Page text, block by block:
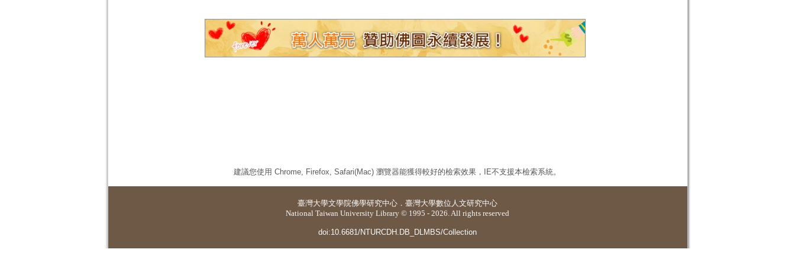
建議您使用 Chrome, Firefox, Safari(Mac) 瀏覽器能獲得較好的檢索效果，IE不支援本檢索系統。
臺灣大學文學院佛學研究中心 ． 臺灣大學數位人文研究中心
National Taiwan University Library © 1995 - 2026. All rights reserved
doi:10.6681/NTURCDH.DB_DLMBS/Collection